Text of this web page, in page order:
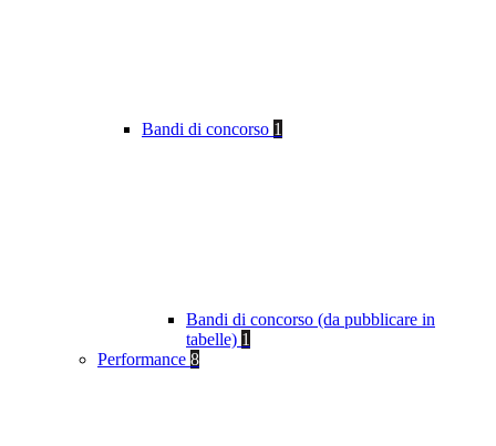
Bandi di concorso 1
Bandi di concorso (da pubblicare in
tabelle) 1
Performance 8